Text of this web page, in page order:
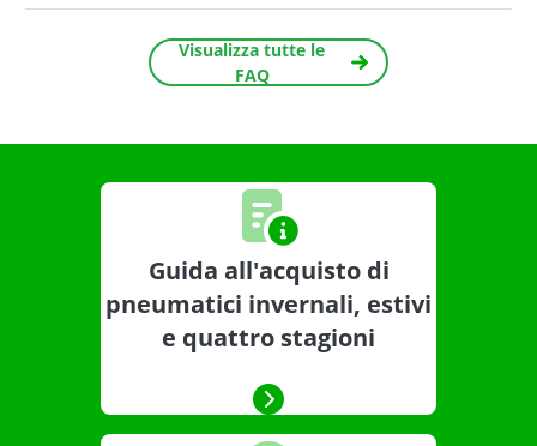
Visualizza tutte le
FAQ
Guida all'acquisto di
pneumatici invernali, estivi
e quattro stagioni